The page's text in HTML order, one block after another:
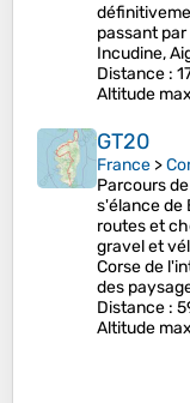
passant
Incudine,
Distance :
Altitude
GT20
France >
Parcours
s'élance de
routes et
gravel et
Corse de
des
Distance :
Altitude